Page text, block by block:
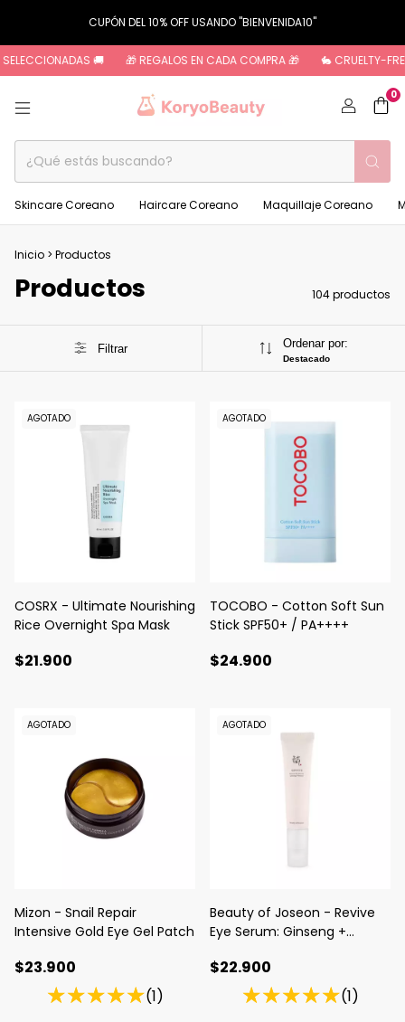
CUPÓN DEL 10% OFF USANDO "BIENVENIDA10"
🚚 🎁 REGALOS EN CADA COMPRA 🎁 🐇 CRUELTY-FREE 🐇
0
Skincare Coreano Haircare Coreano Maquillaje Coreano
Inicio > Productos
Productos 104 productos
Filtrar Ordenar por:
Destacado
AGOTADO
COSRX - Ultimate Nourishing
Rice Overnight Spa Mask
$21.900
AGOTADO
TOCOBO - Cotton Soft Sun
Stick SPF50+ / PA++++
$24.900
AGOTADO
Mizon - Snail Repair
Intensive Gold Eye Gel Patch
$23.900
(1)
AGOTADO
Beauty of Joseon - Revive
Eye Serum: Ginseng +
$22.900
(1)